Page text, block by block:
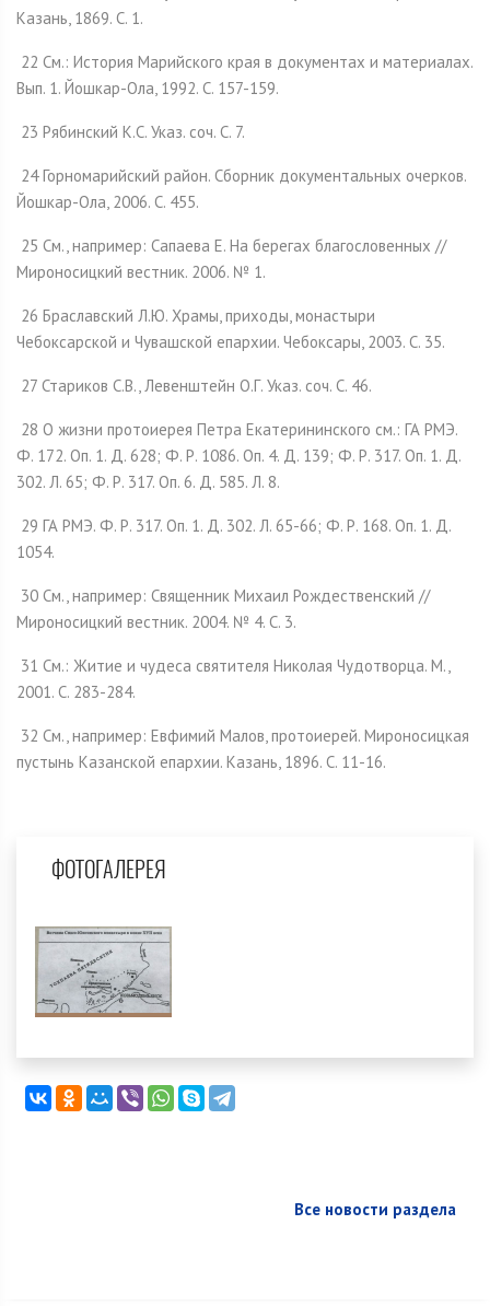
Казань, 1869. С. 1.
22 См.: История Марийского края в документах и материалах.
Вып. 1. Йошкар-Ола, 1992. С. 157-159.
23 Рябинский К.С. Указ. соч. С. 7.
24 Горномарийский район. Сборник документальных очерков.
Йошкар-Ола, 2006. С. 455.
25 См., например: Сапаева Е. На берегах благословенных //
Мироносицкий вестник. 2006. № 1.
26 Браславский Л.Ю. Храмы, приходы, монастыри
Чебоксарской и Чувашской епархии. Чебоксары, 2003. С. 35.
27 Стариков С.В., Левенштейн О.Г. Указ. соч. С. 46.
28 О жизни протоиерея Петра Екатерининского см.: ГА РМЭ.
Ф. 172. Оп. 1. Д. 628; Ф. Р. 1086. Оп. 4. Д. 139; Ф. Р. 317. Оп. 1. Д.
302. Л. 65; Ф. Р. 317. Оп. 6. Д. 585. Л. 8.
29 ГА РМЭ. Ф. Р. 317. Оп. 1. Д. 302. Л. 65-66; Ф. Р. 168. Оп. 1. Д.
1054.
30 См., например: Священник Михаил Рождественский //
Мироносицкий вестник. 2004. № 4. С. 3.
31 См.: Житие и чудеса святителя Николая Чудотворца. М.,
2001. С. 283-284.
32 См., например: Евфимий Малов, протоиерей. Мироносицкая
пустынь Казанской епархии. Казань, 1896. С. 11-16.
ФОТОГАЛЕРЕЯ
Все новости раздела